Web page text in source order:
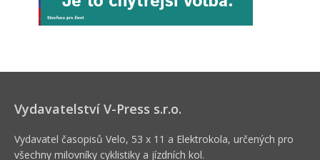
Vydavatelství V-Press s.r.o.
Vydavatel časopisů Velo, 53 x 11 a Elektrokola, určených pro
všechny milovníky cyklistiky a jízdních kol.